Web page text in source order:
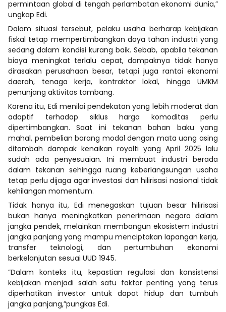
permintaan global di tengah perlambatan ekonomi dunia,”
ungkap Edi.
Dalam situasi tersebut, pelaku usaha berharap kebijakan
fiskal tetap mempertimbangkan daya tahan industri yang
sedang dalam kondisi kurang baik. Sebab, apabila tekanan
biaya meningkat terlalu cepat, dampaknya tidak hanya
dirasakan perusahaan besar, tetapi juga rantai ekonomi
daerah, tenaga kerja, kontraktor lokal, hingga UMKM
penunjang aktivitas tambang.
Karena itu, Edi menilai pendekatan yang lebih moderat dan
adaptif terhadap siklus harga komoditas perlu
dipertimbangkan. Saat ini tekanan bahan baku yang
mahal, pembelian barang modal dengan mata uang asing
ditambah dampak kenaikan royalti yang April 2025 lalu
sudah ada penyesuaian. Ini membuat industri berada
dalam tekanan sehingga ruang keberlangsungan usaha
tetap perlu dijaga agar investasi dan hilirisasi nasional tidak
kehilangan momentum.
Tidak hanya itu, Edi menegaskan tujuan besar hilirisasi
bukan hanya meningkatkan penerimaan negara dalam
jangka pendek, melainkan membangun ekosistem industri
jangka panjang yang mampu menciptakan lapangan kerja,
transfer teknologi, dan pertumbuhan ekonomi
berkelanjutan sesuai UUD 1945.
”Dalam konteks itu, kepastian regulasi dan konsistensi
kebijakan menjadi salah satu faktor penting yang terus
diperhatikan investor untuk dapat hidup dan tumbuh
jangka panjang,”pungkas Edi.